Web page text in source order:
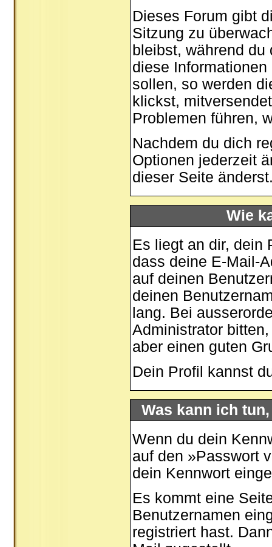
Dieses Forum gibt
Sitzung zu
bleibst, während
diese
sollen, so werden
klickst,
Problemen führen,
Nachdem du dich
Optionen jederzeit
dieser Seite
Wie
Es liegt an dir, dein
dass deine E-Mail-
auf deinen
deinen
lang. Bei
Administrator
aber einen guten
Dein Profil kannst
Was kann ich
Wenn du dein
auf den »Passwort
dein Kennwort
Es kommt eine
Benutzernamen
registriert hast.